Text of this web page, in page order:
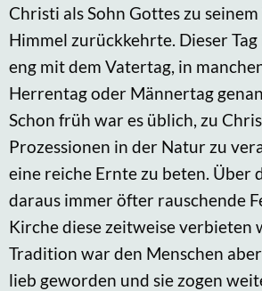
Christi als Sohn Gottes zu
Himmel zurückkehrte. Dieser
eng mit dem Vatertag, in
Herrentag oder Männertag
Schon früh war es üblich, zu
Prozessionen in der Natur zu
eine reiche Ernte zu beten. Über
daraus immer öfter rauschende
Kirche diese zeitweise verbieten
Tradition war den Menschen
lieb geworden und sie zogen